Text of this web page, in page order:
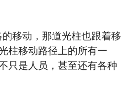
动，那道光柱也跟着移
柱移动路径上的所有一
只是人员，甚至还有各种